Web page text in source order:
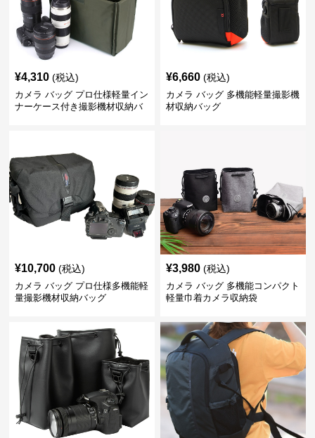
¥4,310 (税込)
カメラ バッグ プロ仕様軽量イン
ナーケース付き撮影機材収納バ
¥6,660 (税込)
カメラ バッグ 多機能軽量撮影機
材収納バッグ
¥10,700 (税込)
カメラ バッグ プロ仕様多機能軽
量撮影機材収納バッグ
¥3,980 (税込)
カメラ バッグ 多機能コンパクト
軽量巾着カメラ収納袋